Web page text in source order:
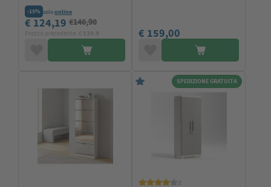
-15% soloonline
€ 124,19 €146,90
€ 159,00
SPEDIZIONE GRATUITA